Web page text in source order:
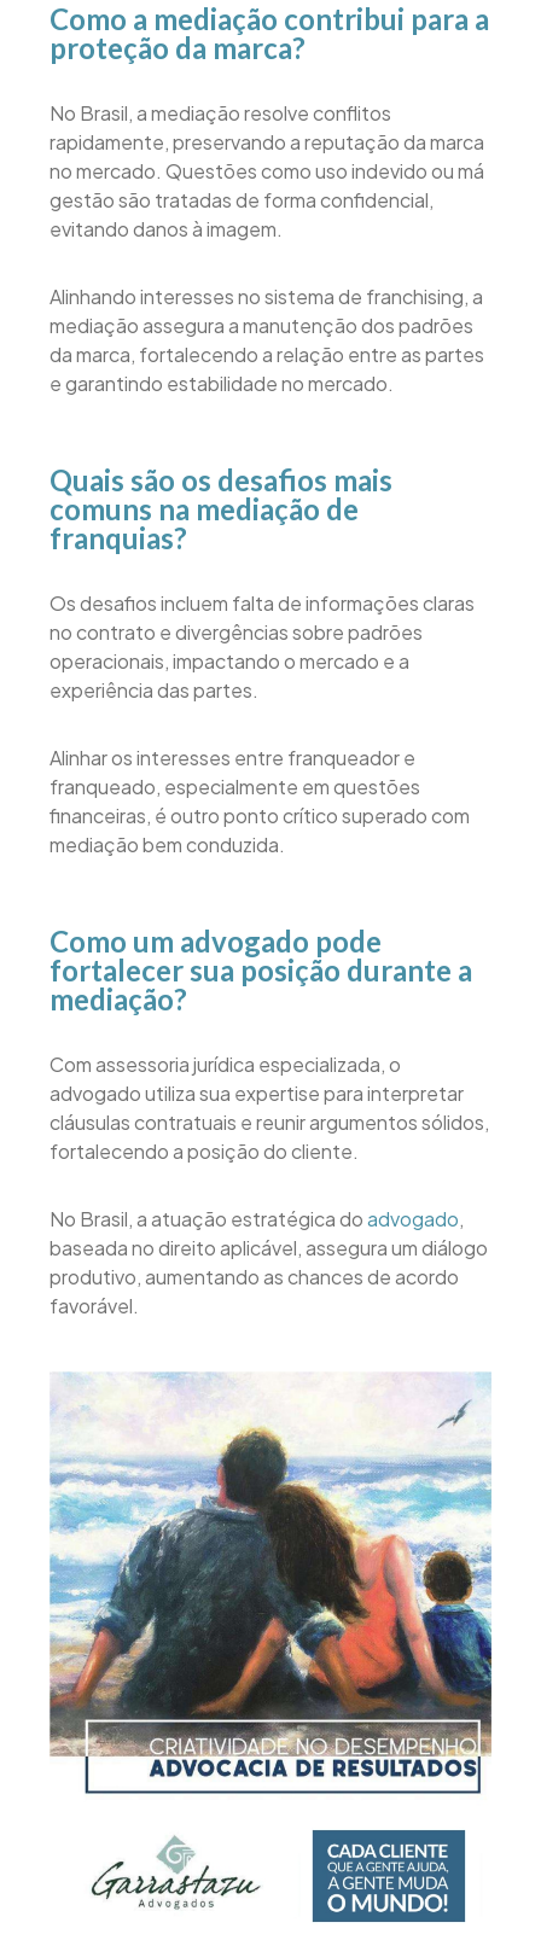
Como a mediação contribui para a
proteção da marca?
No Brasil, a mediação resolve conflitos
rapidamente, preservando a reputação da marca
no mercado. Questões como uso indevido ou má
gestão são tratadas de forma confidencial,
evitando danos à imagem.
Alinhando interesses no sistema de franchising, a
mediação assegura a manutenção dos padrões
da marca, fortalecendo a relação entre as partes
e garantindo estabilidade no mercado.
Quais são os desafios mais
comuns na mediação de
franquias?
Os desafios incluem falta de informações claras
no contrato e divergências sobre padrões
operacionais, impactando o mercado e a
experiência das partes.
Alinhar os interesses entre franqueador e
franqueado, especialmente em questões
financeiras, é outro ponto crítico superado com
mediação bem conduzida.
Como um advogado pode
fortalecer sua posição durante a
mediação?
Com assessoria jurídica especializada, o
advogado utiliza sua expertise para interpretar
cláusulas contratuais e reunir argumentos sólidos,
fortalecendo a posição do cliente.
No Brasil, a atuação estratégica doadvogado,
baseada no direito aplicável, assegura um diálogo
produtivo, aumentando as chances de acordo
favorável.